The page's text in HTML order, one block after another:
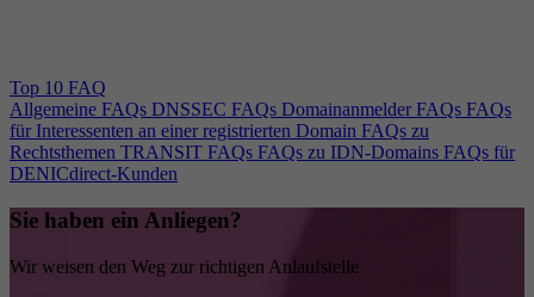
Top 10 FAQ
Allgemeine FAQs DNSSEC FAQs Domainanmelder FAQs FAQs
für Interessenten an einer registrierten Domain FAQs zu
Rechtsthemen TRANSIT FAQs FAQs zu IDN-Domains FAQs für
DENICdirect-Kunden
Sie haben ein Anliegen?
Wir weisen den Weg zur richtigen Anlaufstelle